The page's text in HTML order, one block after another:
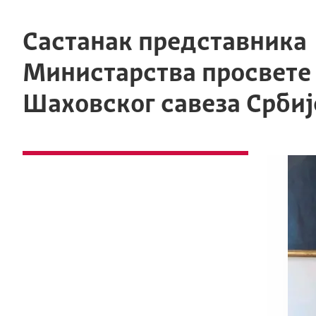
Састанак представника
Министарства просвете
Шаховског савеза